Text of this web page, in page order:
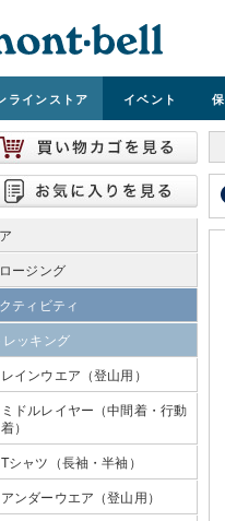
ラインストア イベント
ージング
ティビティ
レッキング
レインウエア（登山用）
ミドルレイヤー（中間着・行動
着）
Tシャツ（長袖・半袖）
アンダーウエア（登山用）